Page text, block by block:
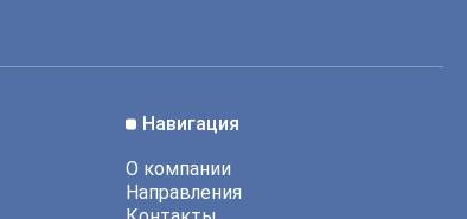
Навигация
О компании
Направления